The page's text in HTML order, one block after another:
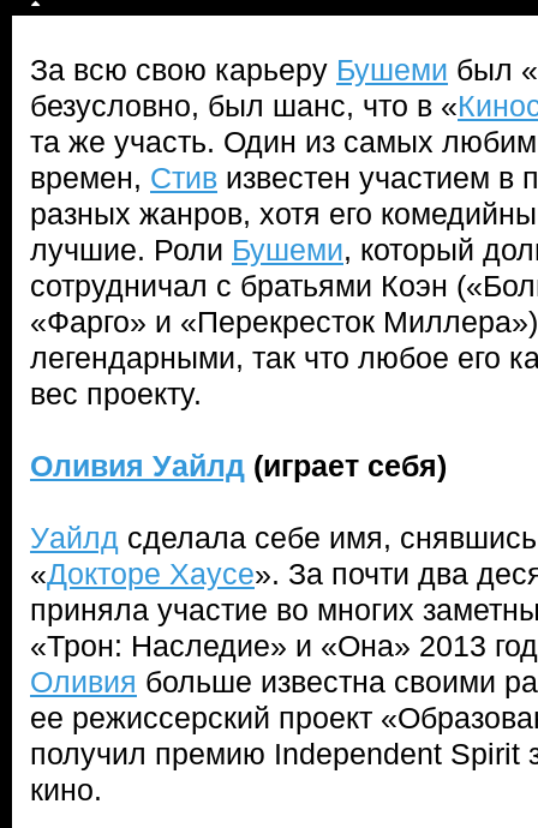
За всю свою карьеру Бушеми был
безусловно, был шанс, что в «
та же участь. Один из самых
времен, Стив известен участием в
разных жанров, хотя его
лучшие. Роли Бушеми, который
сотрудничал с братьями Коэн
«Фарго» и «Перекресток
легендарными, так что любое его
вес проекту.
Оливия Уайлд (играет себя)
Уайлд сделала себе имя,
«Докторе Хаусе». За почти два
приняла участие во многих
«Трон: Наследие» и «Она» 2013
Оливия больше известна своими
ее режиссерский проект
получил премию Independent Spirit
кино.